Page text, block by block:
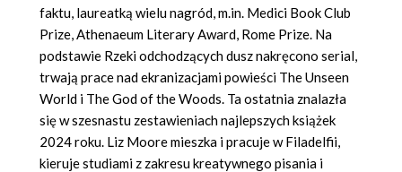
faktu, laureatką wielu nagród, m.in. Medici Book Club
Prize, Athenaeum Literary Award, Rome Prize. Na
podstawie Rzeki odchodzących dusz nakręcono serial,
trwają prace nad ekranizacjami powieści The Unseen
World i The God of the Woods. Ta ostatnia znalazła
się w szesnastu zestawieniach najlepszych książek
2024 roku. Liz Moore mieszka i pracuje w Filadelfii,
kieruje studiami z zakresu kreatywnego pisania i